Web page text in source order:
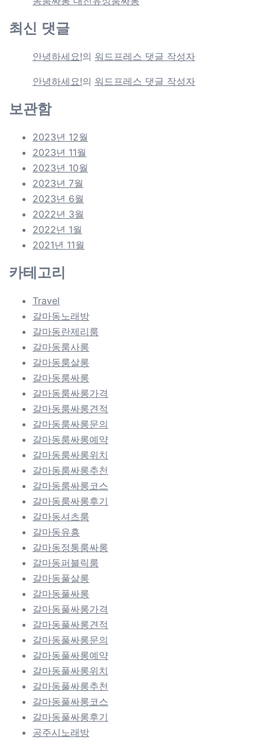
최신 댓글
안녕하세요!의 워드프레스 댓글 작성자
안녕하세요!의 워드프레스 댓글 작성자
보관함
2023년 12월
2023년 11월
2023년 10월
2023년 7월
2023년 6월
2022년 3월
2022년 1월
2021년 11월
카테고리
Travel
갈마동노래방
갈마동란제리룸
갈마동룸사롱
갈마동룸살롱
갈마동룸싸롱
갈마동룸싸롱가격
갈마동룸싸롱견적
갈마동룸싸롱문의
갈마동룸싸롱예약
갈마동룸싸롱위치
갈마동룸싸롱추천
갈마동룸싸롱코스
갈마동룸싸롱후기
갈마동셔츠룸
갈마동유흥
갈마동정통룸싸롱
갈마동퍼블릭룸
갈마동풀살롱
갈마동풀싸롱
갈마동풀싸롱가격
갈마동풀싸롱견적
갈마동풀싸롱문의
갈마동풀싸롱예약
갈마동풀싸롱위치
갈마동풀싸롱추천
갈마동풀싸롱코스
갈마동풀싸롱후기
공주시노래방